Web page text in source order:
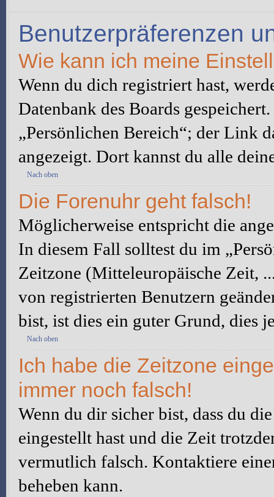
Benutzerpräferenzen
Wie kann ich meine
Wenn du dich registriert hast,
Datenbank des Boards
„Persönlichen Bereich“; der Link
angezeigt. Dort kannst du alle
Nach oben
Die Forenuhr geht falsch!
Möglicherweise entspricht die
In diesem Fall solltest du im
Zeitzone (Mitteleuropäische Zeit,
von registrierten Benutzern
bist, ist dies ein guter Grund, dies
Nach oben
Ich habe die Zeitzone
immer noch falsch!
Wenn du dir sicher bist, dass du
eingestellt hast und die Zeit
vermutlich falsch. Kontaktiere
beheben kann.